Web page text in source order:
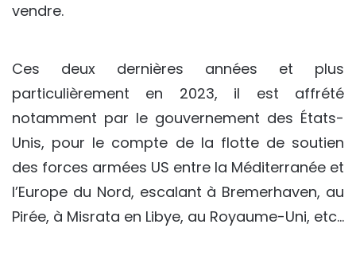
vendre.
Ces deux dernières années et plus
particulièrement en 2023, il est affrété
notamment par le gouvernement des États-
Unis, pour le compte de la flotte de soutien
des forces armées US entre la Méditerranée et
l’Europe du Nord, escalant à Bremerhaven, au
Pirée, à Misrata en Libye, au Royaume-Uni, etc…